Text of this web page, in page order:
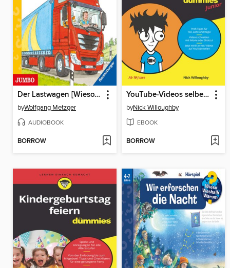
Der Lastwagen [Wieso? Weshalb? Warum? JUNIOR Folge 51]
byWolfgang Metzger
AUDIOBOOK
BORROW
YouTube-Videos selber machen für Dummies Junior
byNick Willoughby
EBOOK
BORROW